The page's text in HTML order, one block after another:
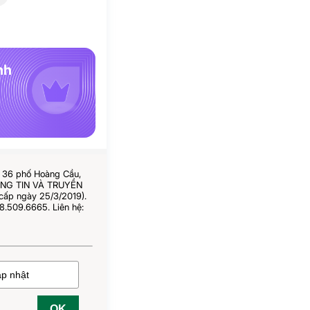
phố Hoàng Cầu,
TIN VÀ TRUYỀN
ngày 25/3/2019).
Liên hệ: